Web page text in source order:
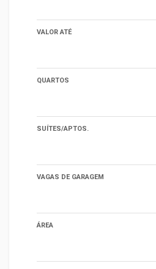
VALOR ATÉ
QUARTOS
SUÍTES/APTOS.
VAGAS DE GARAGEM
ÁREA